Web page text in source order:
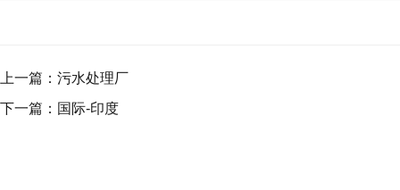
上一篇： 污水处理厂
下一篇： 国际-印度